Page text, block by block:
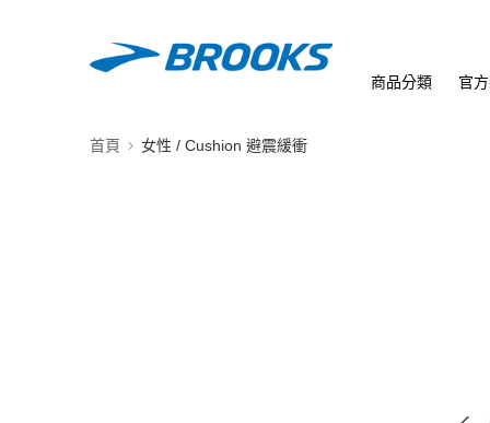
商品分類 官
首頁 女性 / Cushion 避震緩衝